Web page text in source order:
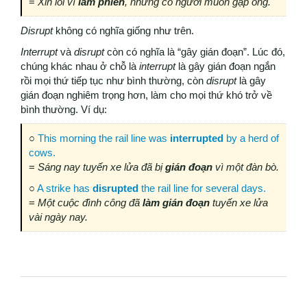
Disruptkhông có nghĩa giống như trên.
Interruptvà disruptcòn có nghĩa là “gây gián đoạn”. Lúc đó,
chúng khác nhau ở chỗ là interrupt là gây gián đoạn ngắn
rồi mọi thứ tiếp tục như bình thường, còn disruptlà gây
gián đoạn nghiêm trọng hơn, làm cho mọi thứ khó trở về
bình thường. Ví dụ:
○ This morning the rail line was interrupted by a herd of
cows.
= Sáng nay tuyến xe lửa đã bịgián đoạn vì một đàn bò.
○ A strike has disrupted the rail line for several days.
= Một cuộc đình công đã làm gián đoạn tuyến xe lửa
vài ngày nay.